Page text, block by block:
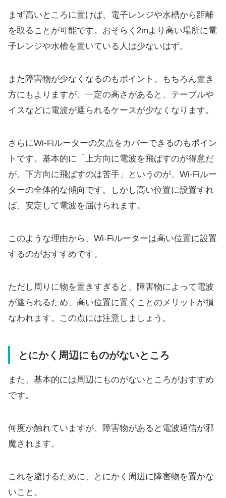
まず高いところに置けば、電子レンジや水槽から距離
を取ることが可能です。おそらく2mより高い場所に電
子レンジや水槽を置いている人は少ないはず。
また障害物が少なくなるのもポイント。もちろん置き
方にもよりますが、一定の高さがあると、テーブルや
イスなどに電波が遮られるケースが少なくなります。
さらにWi-Fiルーターの欠点をカバーできるのもポイン
トです。基本的に「上方向に電波を飛ばすのが得意だ
が、下方向に飛ばすのは苦手」というのが、Wi-Fiルー
ターの全体的な傾向です。しかし高い位置に設置すれ
ば、安定して電波を届けられます。
このような理由から、Wi-Fiルーターは高い位置に設置
するのがおすすめです。
ただし周りに物を置きすぎると、障害物によって電波
が遮られるため、高い位置に置くことのメリットが損
なわれます。この点には注意しましょう。
とにかく周辺にものがないところ
また、基本的には周辺にものがないところがおすすめ
です。
何度か触れていますが、障害物があると電波通信が邪
魔されます。
これを避けるために、とにかく周辺に障害物を置かな
いこと。